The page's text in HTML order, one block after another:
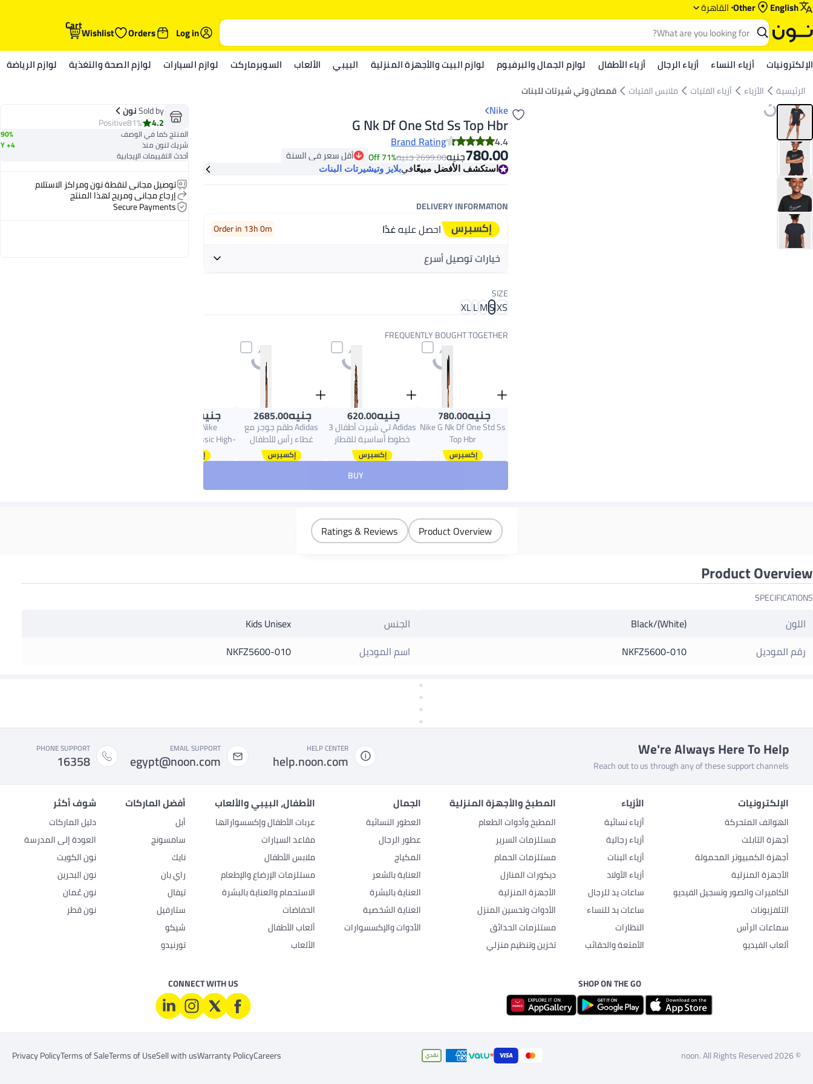
English
Other القاهرة
Log in
Orders
Wishlist
Cart
الإلكترونيات أزياء النساء أزياء الرجال أزياء الأطفال لوازم الجمال والبرفيوم لوازم البيت والأجهزة المنزلية البيبي الألعاب السوبرماركت لوازم السيارات لوازم الصحة والتغذية لوازم الرياضة
الرئيسية الأزياء أزياء الفتيات ملابس الفتيات قمصان وتي شيرتات للبنات
Nike
G Nk Df One Std Ss Top Hbr
4.4
Brand Rating
جنيه780.00 جنيه2699.00
71% Off أقل سعر في السنة
أقل سعر في السنة استكشف الأفضل مبيعًافيبلايز وتيشيرتات البنات
DELIVERY INFORMATION
احصل عليهغدًا Order in 13h 0m
خيارات توصيل أسرع
احصل عليه
اختر هذه الخيارات عند الدفع
SIZE
XS
S
M
L
XL
FREQUENTLY BOUGHT TOGETHER
جنيه780.00
Nike G Nk Df One Std Ss
Top Hbr
جنيه620.00
Adidas تي شيرت أطفال 3
خطوط أساسية للقطار
جنيه2685.00
Adidas طقم جوجر مع
غطاء رأس للأطفال
جنيه
Nike Girls’ Nike
Sportswear Classic High-
Rise Tight – Lightweight
BUY
Sold byنون
4.2
81%
Positive
المنتج كما في الوصف 90%
شريك لنون منذ 4+ Y
أحدث التقييمات الإيجابية
توصيل مجاني لنقطة نون ومراكز الاستلام
إرجاع مجاني ومريح لهذا المنتج
Secure Payments
Product Overview
Ratings & Reviews
Product Overview
SPECIFICATIONS
اللون
Black/(White)
رقم الموديل
NKFZ5600-010
الجنس
Kids Unisex
اسم الموديل
NKFZ5600-010
We're Always Here To Help
Reach out to us through any of these support channels
HELP CENTER
help.noon.com
EMAIL SUPPORT
egypt@noon.com
PHONE SUPPORT
16358
الإلكترونيات
الهواتف المتحركة
أجهزة التابلت
أجهزة الكمبيوتر المحمولة
الأجهزة المنزلية
الكاميرات والصور وتسجيل الفيديو
التلفزيونات
سماعات الرأس
ألعاب الفيديو
الأزياء
أزياء نسائية
أزياء رجالية
أزياء البنات
أزياء الأولاد
ساعات يد للرجال
ساعات يد للنساء
النظارات
الأمتعة والحقائب
المطبخ والأجهزة المنزلية
المطبخ وأدوات الطعام
مستلزمات السرير
مستلزمات الحمام
ديكورات المنازل
الأجهزة المنزلية
الأدوات وتحسين المنزل
مستلزمات الحدائق
تخزين وتنظيم منزلي
الجمال
العطور النسائية
عطور الرجال
المكياج
العناية بالشعر
العناية بالبشرة
العناية الشخصية
الأدوات والإكسسوارات
الأطفال، البيبي والألعاب
عربات الأطفال وإكسسواراتها
مقاعد السيارات
ملابس الأطفال
مستلزمات الإرضاع والإطعام
الاستحمام والعناية بالبشرة
الحفاضات
ألعاب الأطفال
الألعاب
أفضل الماركات
أبل
سامسونج
نايك
راي بان
تيفال
ستارفيل
شيكو
تورنيدو
شوف أكثر
دليل الماركات
العودة إلى المدرسة
نون الكويت
نون البحرين
نون عُمان
نون قطر
SHOP ON THE GO
CONNECT WITH US
© 2026 noon. All Rights Reserved
Careers
Warranty Policy
Sell with us
Terms of Use
Terms of Sale
Privacy Policy